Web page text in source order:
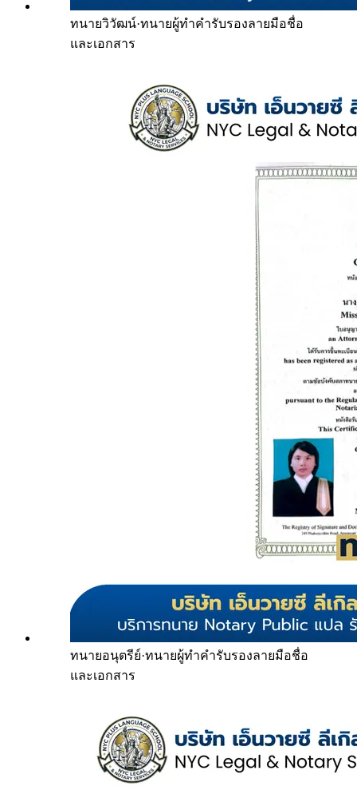
ทนายวิวัฒน์·ทนายผู้ทำคำรับรองลายมือชื่อ
และเอกสาร
ทนายอนุตรีย์·ทนายผู้ทำคำรับรองลายมือชื่อ
และเอกสาร